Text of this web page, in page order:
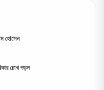
হোসেন
চোখ পড়ল